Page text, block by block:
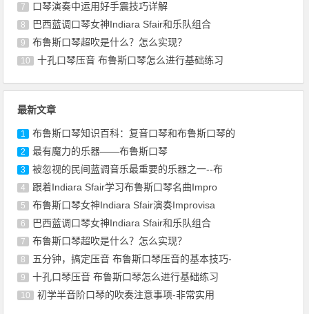
7 口琴演奏中运用好手震技巧详解
8 巴西蓝调口琴女神Indiara Sfair和乐队组合
9 布鲁斯口琴超吹是什么？怎么实现？
10 十孔口琴压音 布鲁斯口琴怎么进行基础练习
最新文章
1 布鲁斯口琴知识百科：复音口琴和布鲁斯口琴的
2 最有魔力的乐器——布鲁斯口琴
3 被忽视的民间蓝调音乐最重要的乐器之一--布
4 跟着Indiara Sfair学习布鲁斯口琴名曲Impro
5 布鲁斯口琴女神Indiara Sfair演奏Improvisa
6 巴西蓝调口琴女神Indiara Sfair和乐队组合
7 布鲁斯口琴超吹是什么？怎么实现？
8 五分钟，搞定压音 布鲁斯口琴压音的基本技巧-
9 十孔口琴压音 布鲁斯口琴怎么进行基础练习
10 初学半音阶口琴的吹奏注意事项-非常实用